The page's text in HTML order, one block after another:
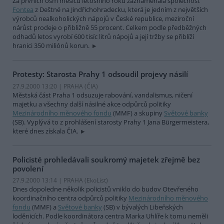
Fontea z Deštné na Jindřichohradecku, která je jedním z největších
výrobců nealkoholických nápojů v České republice, meziroční
nárůst prodeje o přibližně 55 procent. Celkem podle předběžných
odhadů letos vyrobí 600 tisíc litrů nápojů a její tržby se přiblíží
hranici 350 miliónů korun.
Protesty: Starosta Prahy 1 odsoudil projevy násilí
27.9.2000 13:20 | PRAHA (ČIA)
Městská část Praha 1 odsuzuje rabování, vandalismus, ničení
majetku a všechny další násilné akce odpůrců politiky
Mezinárodního měnového fondu (MMF) a skupiny Světové banky
(SB). Vyplývá to z prohlášení starosty Prahy 1 Jana Bürgermeistera,
které dnes získala ČIA.
Policisté prohledávali soukromý majetek zřejmě bez
povolení
27.9.2000 13:14 | PRAHA (EkoList)
Dnes dopoledne několik policistů vniklo do budov Otevřeného
koordinačního centra odpůrců politiky Mezinárodního měnového
fondu (MMF) a Světové banky (SB) v bývalých Libeňských
loděnicích. Podle koordinátora centra Marka Uhlíře k tomu neměli